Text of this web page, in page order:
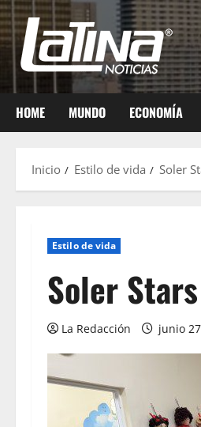
HOME MUNDO ECONOMÍA
Inicio Estilo de vida Soler
Estilo de vida
Soler
La Redacción junio